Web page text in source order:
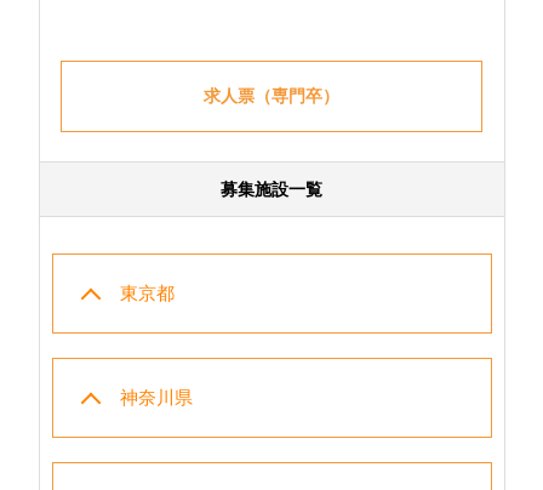
求人票（専門卒）
募集施設一覧
東京都
神奈川県